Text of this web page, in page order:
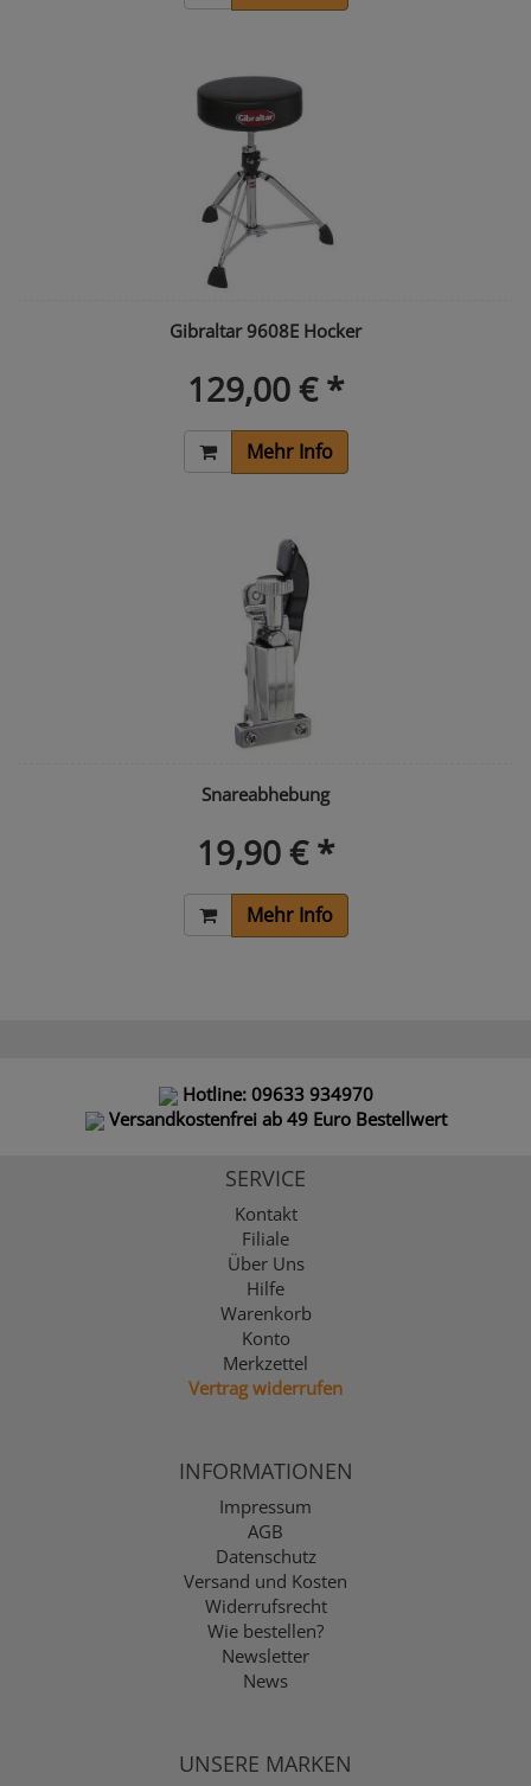
Gibraltar 9608E Hocker
129,00 € *
Mehr Info
Snareabhebung
19,90 € *
Mehr Info
Hotline: 09633 934970
Versandkostenfrei ab 49 Euro Bestellwert
SERVICE
Kontakt
Filiale
Über Uns
Hilfe
Warenkorb
Konto
Merkzettel
Vertrag widerrufen
INFORMATIONEN
Impressum
AGB
Datenschutz
Versand und Kosten
Widerrufsrecht
Wie bestellen?
Newsletter
News
UNSERE MARKEN